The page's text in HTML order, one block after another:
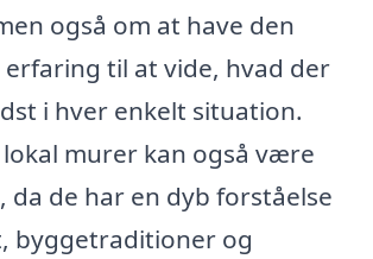
også om at have den
til at vide, hvad der
i hver enkelt situation.
murer kan også være
de har en dyb forståelse
byggetraditioner og